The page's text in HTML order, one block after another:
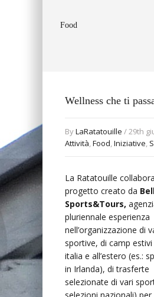
Food
Wellness che ti
ByLaRatatouille / 29th
Attività,Food,Iniziative,
La Ratatouille
progetto creato da
Sports&Tours,
pluriennale esperienza
nell’organizzazione di
sportive, di camp
italia e all’estero (es.:
in Irlanda), di trasferte
selezionate di vari